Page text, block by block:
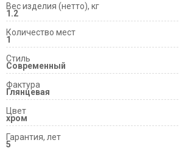
Вес изделия (нетто), кг
1.2
Количество мест
1
Стиль
Современный
Фактура
Глянцевая
Цвет
хром
Гарантия, лет
5